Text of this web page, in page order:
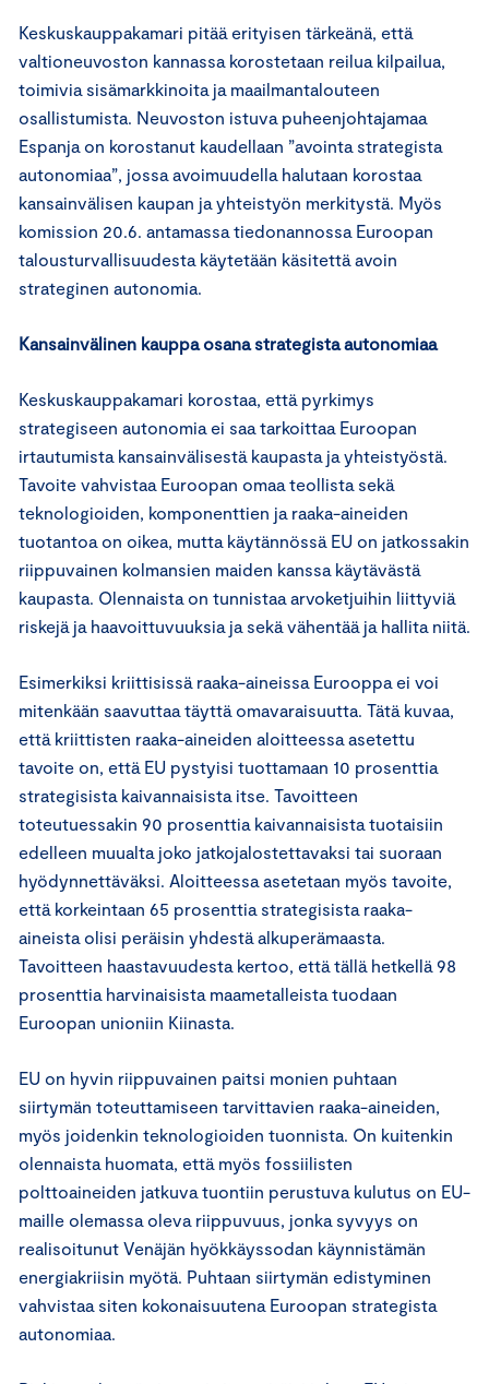
Keskuskauppakamari pitää erityisen tärkeänä, että
valtioneuvoston kannassa korostetaan reilua kilpailua,
toimivia sisämarkkinoita ja maailmantalouteen
osallistumista. Neuvoston istuva puheenjohtajamaa
Espanja on korostanut kaudellaan ”avointa strategista
autonomiaa”, jossa avoimuudella halutaan korostaa
kansainvälisen kaupan ja yhteistyön merkitystä. Myös
komission 20.6. antamassa tiedonannossa Euroopan
talousturvallisuudesta käytetään käsitettä avoin
strateginen autonomia.
Kansainvälinen kauppa osana strategista autonomiaa
Keskuskauppakamari korostaa, että pyrkimys
strategiseen autonomia ei saa tarkoittaa Euroopan
irtautumista kansainvälisestä kaupasta ja yhteistyöstä.
Tavoite vahvistaa Euroopan omaa teollista sekä
teknologioiden, komponenttien ja raaka-aineiden
tuotantoa on oikea, mutta käytännössä EU on jatkossakin
riippuvainen kolmansien maiden kanssa käytävästä
kaupasta. Olennaista on tunnistaa arvoketjuihin liittyviä
riskejä ja haavoittuvuuksia ja sekä vähentää ja hallita niitä.
Esimerkiksi kriittisissä raaka-aineissa Eurooppa ei voi
mitenkään saavuttaa täyttä omavaraisuutta. Tätä kuvaa,
että kriittisten raaka-aineiden aloitteessa asetettu
tavoite on, että EU pystyisi tuottamaan 10 prosenttia
strategisista kaivannaisista itse. Tavoitteen
toteutuessakin 90 prosenttia kaivannaisista tuotaisiin
edelleen muualta joko jatkojalostettavaksi tai suoraan
hyödynnettäväksi. Aloitteessa asetetaan myös tavoite,
että korkeintaan 65 prosenttia strategisista raaka-
aineista olisi peräisin yhdestä alkuperämaasta.
Tavoitteen haastavuudesta kertoo, että tällä hetkellä 98
prosenttia harvinaisista maametalleista tuodaan
Euroopan unioniin Kiinasta.
EU on hyvin riippuvainen paitsi monien puhtaan
siirtymän toteuttamiseen tarvittavien raaka-aineiden,
myös joidenkin teknologioiden tuonnista. On kuitenkin
olennaista huomata, että myös fossiilisten
polttoaineiden jatkuva tuontiin perustuva kulutus on EU-
maille olemassa oleva riippuvuus, jonka syvyys on
realisoitunut Venäjän hyökkäyssodan käynnistämän
energiakriisin myötä. Puhtaan siirtymän edistyminen
vahvistaa siten kokonaisuutena Euroopan strategista
autonomiaa.